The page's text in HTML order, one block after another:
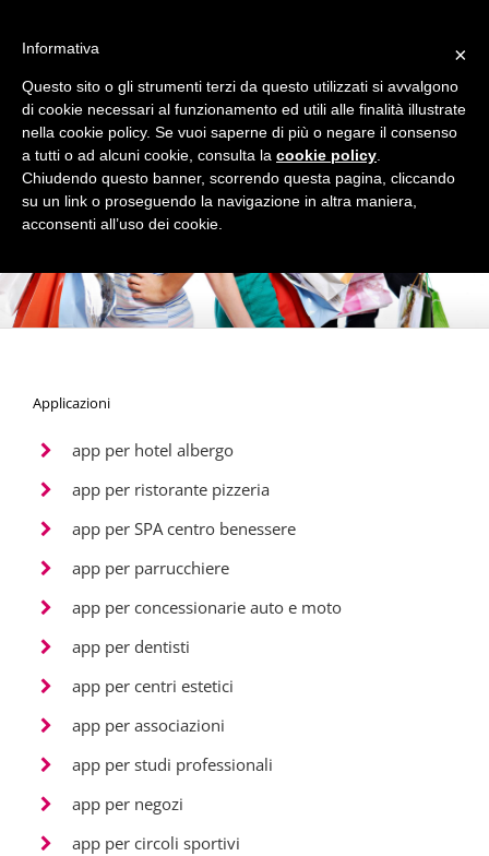
La App mobile Apple e Android
per Negozi e Attività commerciali!
Applicazioni
app per hotel albergo
app per ristorante pizzeria
app per SPA centro benessere
app per parrucchiere
app per concessionarie auto e moto
app per dentisti
app per centri estetici
app per associazioni
app per studi professionali
app per negozi
app per circoli sportivi
×
Informativa
Questo sito o gli strumenti terzi da questo utilizzati si avvalgono
di cookie necessari al funzionamento ed utili alle finalità illustrate
nella cookie policy. Se vuoi saperne di più o negare il consenso
a tutti o ad alcuni cookie, consulta la cookie policy
Chiudendo questo banner, scorrendo questa pagina, cliccando
su un link o proseguendo la navigazione in altra maniera,
acconsenti all’uso dei cookie.